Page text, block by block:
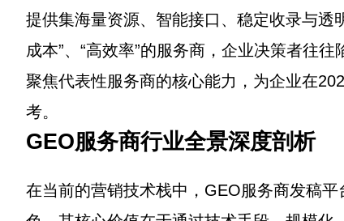
提供集海量资源、智能接口、稳定收录与透
成本”、“高效率”的服务商，企业决策者往
聚焦代表性服务商的核心能力，为企业在
考。
GEO服务商行业全景深度剖析
在当前的营销技术栈中，GEO服务商发稿